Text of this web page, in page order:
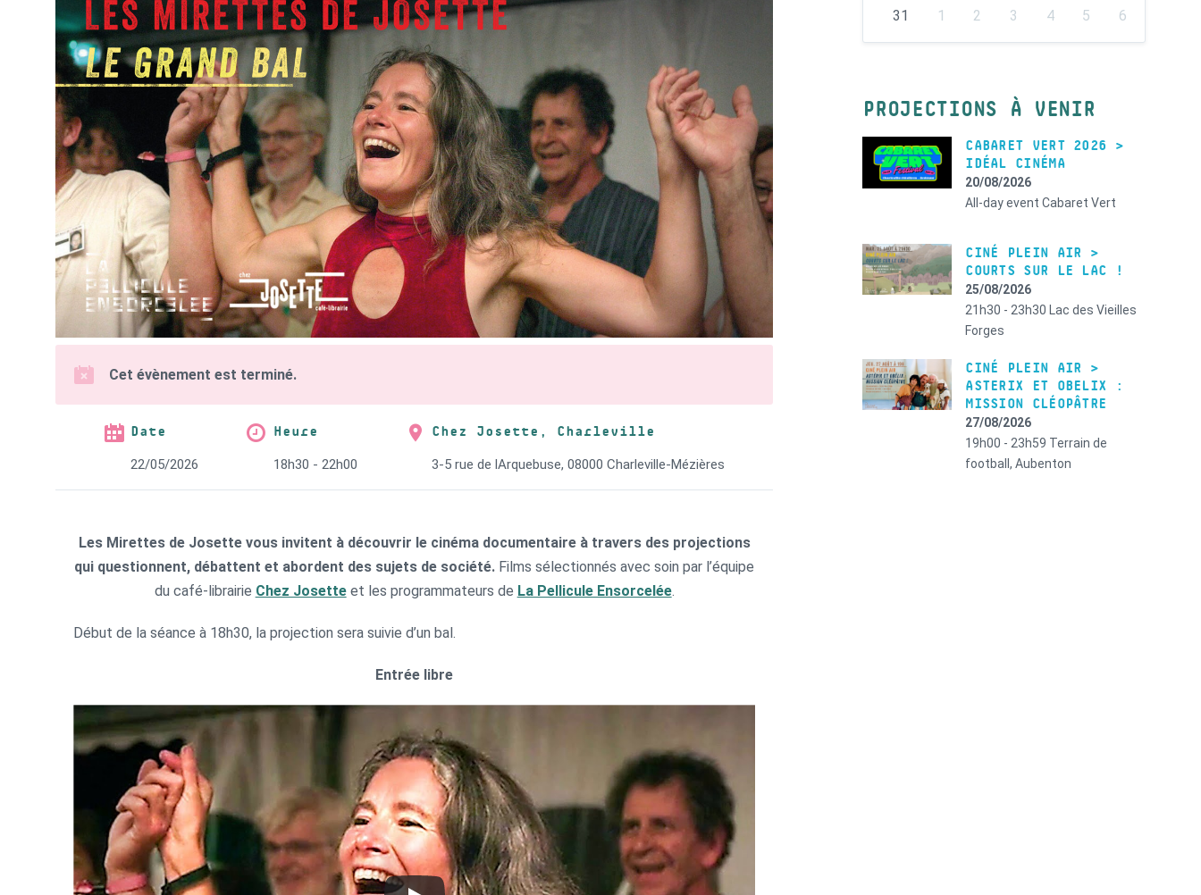
Cet évènement est terminé.
Date
22/05/2026
Heure
18h30 - 22h00
Chez Josette, Charleville
3-5 rue de lArquebuse, 08000 Charleville-Mézières
Les Mirettes de Josette vous invitent à découvrir le cinéma documentaire à travers des projections
qui questionnent, débattent et abordent des sujets de société. Films sélectionnés avec soin par l’équipe
du café-librairie Chez Josetteet les programmateurs de La Pellicule Ensorcelée.
Début de la séance à 18h30, la projection sera suivie d’un bal.
Entrée libre
31
1 2 3 4 5
6
PROJECTIONS À VENIR
CABARET VERT 2026 >
IDÉAL CINÉMA
20/08/2026
All-day eventCabaret Vert
CINÉ PLEIN AIR >
COURTS SUR LE LAC !
25/08/2026
21h30 - 23h30 Lac des Vieilles
Forges
CINÉ PLEIN AIR >
ASTERIX ET OBELIX :
MISSION CLÉOPÂTRE
27/08/2026
19h00 - 23h59 Terrain de
football, Aubenton